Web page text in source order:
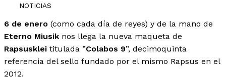
NOTICIAS
6 de enero (como cada día de reyes) y de la mano de
Eterno Miusik nos llega la nueva maqueta de
Rapsusklei titulada ”Colabos 9”, decimoquinta
referencia del sello fundado por el mismo Rapsus en el
2012.